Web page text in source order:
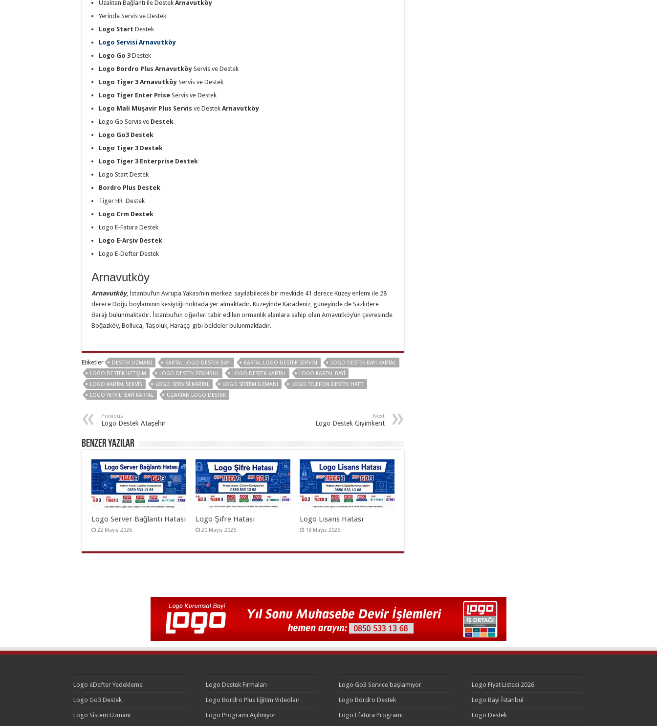
Uzaktan Bağlantı ile Destek Arnavutköy
Yerinde Servis ve Destek
Logo Start Destek
Logo Servisi Arnavutköy
Logo Go 3 Destek
Logo Bordro Plus Arnavutköy Servis ve Destek
Logo Tiger 3 Arnavutköy Servis ve Destek
Logo Tiger Enter Prise Servis ve Destek
Logo Mali Müşavir Plus Servis ve Destek Arnavutköy
Logo Go Servis ve Destek
Logo Go3 Destek
Logo Tiger 3 Destek
Logo Tiger 3 Enterprise Destek
Logo Start Destek
Bordro Plus Destek
Tiger HR Destek
Logo Crm Destek
Logo E-Fatura Destek
Logo E-Arşiv Destek
Logo E-Defter Destek
Arnavutköy
Arnavutköy, İstanbul’un Avrupa Yakası’nın merkezi sayılabilecek bir mevkide 41 derece Kuzey enlemi ile 28
derece Doğu boylamının kesiştiği noktada yer almaktadır. Kuzeyinde Karadeniz, güneyinde de Sazlıdere
Barajı bulunmaktadır. İstanbul’un ciğerleri tabir edilen ormanlık alanlara sahip olan Arnavutköy’ün çevresinde
Boğazköy, Bolluca, Taşoluk, Haraççı gibi beldeler bulunmaktadır.
Etiketler DESTEK UZMANI KARTAL LOGO DESTEK BAYI KARTAL LOGO DESTEK SERVISI
LOGO DESTEK BAYI KARTAL
LOGO DESTEK İLETIŞIM
LOGO DESTEK İSTANBUL LOGO DESTEK KARTAL
LOGO KARTAL BAYI
LOGO KARTAL SERVIS
LOGO SERVISI KARTAL LOGO SISTEM UZMANI
LOGO TELEFON DESTEK HATTI
LOGO YETKILI BAYI KARTAL
UZAKTAN LOGO DESTEK
Previous
Logo Destek Ataşehir
Next
Logo Destek Giyimkent
Benzer Yazılar
Logo Server Bağlantı Hatası
22 Mayıs 2026
Logo Şifre Hatası
20 Mayıs 2026
Logo Lisans Hatası
18 Mayıs 2026
Logo eDefter Yedekleme
Logo Go3 Destek
Logo Sistem Uzmanı
Logo Destek Firmaları
Logo Bordro Plus Eğitim Videoları
Logo Programı Açılmıyor
Logo Go3 Service başlamıyor
Logo Bordro Destek
Logo Efatura Programı
Logo Fiyat Listesi 2026
Logo Bayi İstanbul
Logo Destek